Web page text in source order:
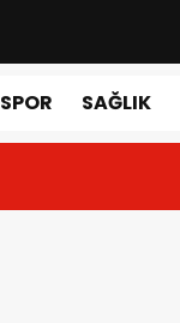
SPOR SAĞLIK